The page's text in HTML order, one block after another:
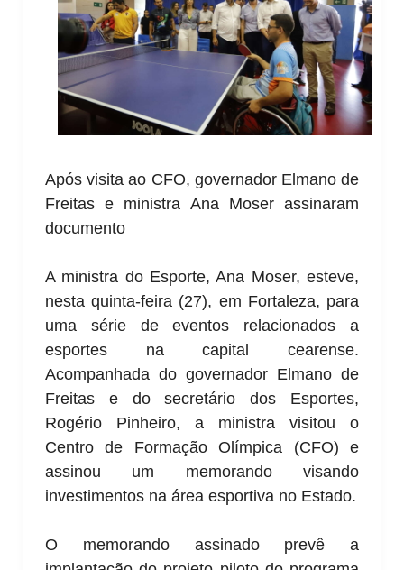
Após visita ao CFO, governador Elmano de
Freitas e ministra Ana Moser assinaram
documento
A ministra do Esporte, Ana Moser, esteve,
nesta quinta-feira (27), em Fortaleza, para
uma série de eventos relacionados a
esportes na capital cearense.
Acompanhada do governador Elmano de
Freitas e do secretário dos Esportes,
Rogério Pinheiro, a ministra visitou o
Centro de Formação Olímpica (CFO) e
assinou um memorando visando
investimentos na área esportiva no Estado.
O memorando assinado prevê a